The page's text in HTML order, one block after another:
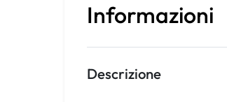
Informazioni
Descrizione